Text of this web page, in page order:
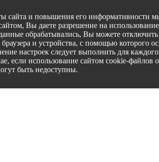
сайта и повышения его информативности
Вы даете разрешение на
обрабатывались, Вы можете
и устройства, с помощью которого
настроек следует выполнить для
если использование сайтом cookie-файлов
быть недоступны.